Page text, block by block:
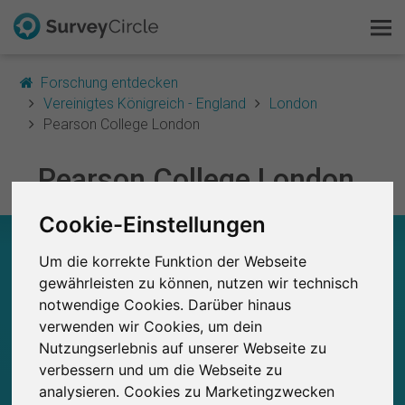
Cookie-Einstellungen
Um die korrekte Funktion der Webseite
gewährleisten zu können, nutzen wir technisch
notwendige Cookies. Darüber hinaus
verwenden wir Cookies, um dein
Nutzungserlebnis auf unserer Webseite zu
verbessern und um die Webseite zu
analysieren. Cookies zu Marketingzwecken
Forschung entdecken
Vereinigtes Königreich - England
London
Pearson College London
Pearson College London
PEARSON COLLEGE LONDON – AUF EINEN
BLICK
0
Bisher bei SurveyCircle veröffentlichte
Studien
0
Aktuell bei SurveyCircle veröffentlichte
Studien
Survey Ranking
Forschung entdecken
Kostenlos registrieren
Anmelden